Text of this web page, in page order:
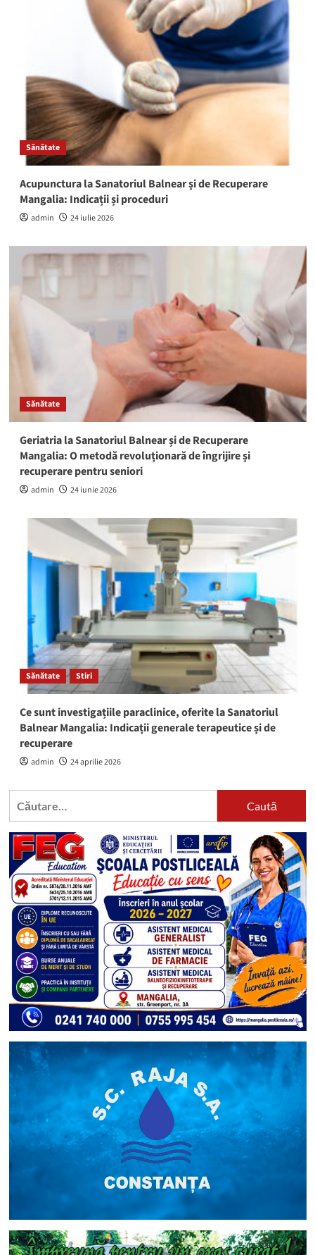
Sănătate
Acupunctura la Sanatoriul Balnear și de Recuperare
Mangalia: Indicații și proceduri
admin 24 iulie 2026
Sănătate
Geriatria la Sanatoriul Balnear și de Recuperare
Mangalia: O metodă revoluționară de îngrijire și
recuperare pentru seniori
admin 24 iunie 2026
Sănătate Stiri
Ce sunt investigațiile paraclinice, oferite la Sanatoriul
Balnear Mangalia: Indicații generale terapeutice și de
recuperare
admin 24 aprilie 2026
Caută